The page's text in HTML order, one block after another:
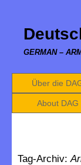
GERMAN –
Über die
About DAG
Tag-Archiv: